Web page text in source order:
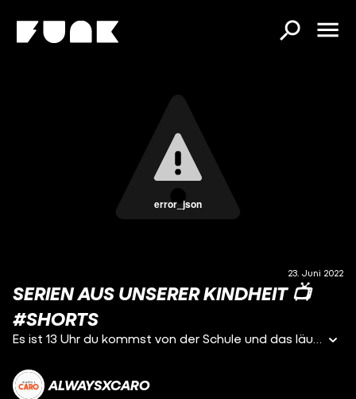
error_json
23. Juni 2022
SERIEN AUS UNSERER KINDHEIT 📺
#SHORTS
Es ist 13 Uhr du kommst von der Schule und das läuft im Fernsehen 😍
ALWAYSXCARO